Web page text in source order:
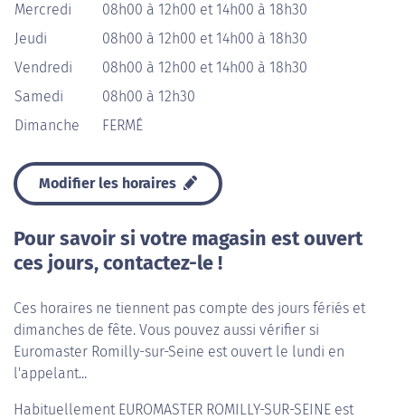
Mercredi
08h00 à 12h00 et 14h00 à 18h30
Jeudi
08h00 à 12h00 et 14h00 à 18h30
Vendredi
08h00 à 12h00 et 14h00 à 18h30
Samedi
08h00 à 12h30
Dimanche
FERMÉ
Modifier les horaires
Pour savoir si votre magasin est ouvert
ces jours, contactez-le !
Ces horaires ne tiennent pas compte des jours fériés et
dimanches de fête. Vous pouvez aussi vérifier si
Euromaster Romilly-sur-Seine est ouvert le lundi en
l'appelant...
Habituellement EUROMASTER ROMILLY-SUR-SEINE est